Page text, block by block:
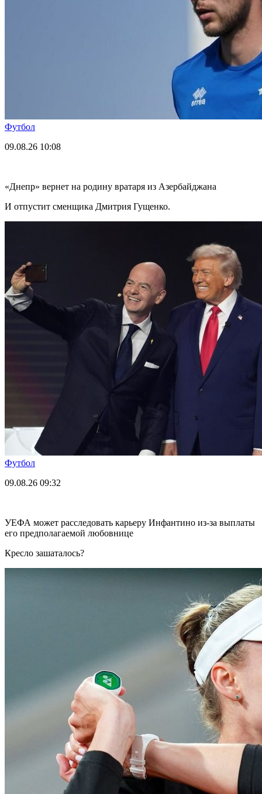
Футбол
09.08.26 10:08
«Днепр» вернет на родину вратаря из Азербайджана
И отпустит сменщика Дмитрия Гущенко.
Футбол
09.08.26 09:32
УЕФА может расследовать карьеру Инфантино из-за выплаты
его предполагаемой любовнице
Кресло зашаталось?